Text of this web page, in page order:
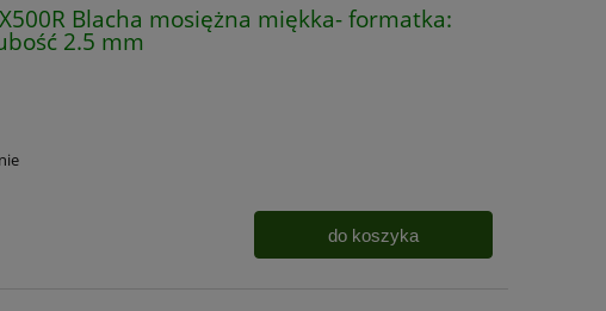
Blacha mosiężna miękka- formatka:
2.5 mm
do koszyka